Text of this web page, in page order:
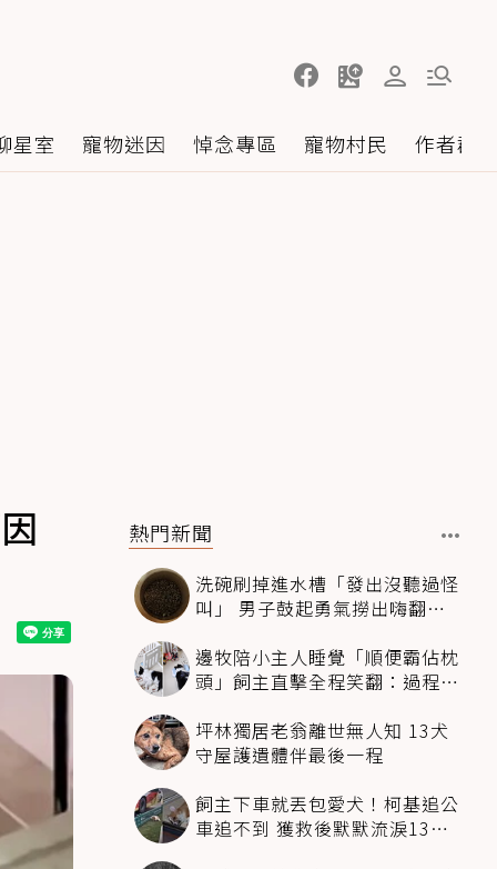
星室 寵物迷因 悼念專區 寵物村民 作者群
熱門新聞
洗碗刷掉進水槽「發出沒聽過怪
叫」 男子鼓起勇氣撈出嗨翻：
邊牧陪小主人睡覺「順便霸佔枕
頭」飼主直擊全程笑翻：過程絲
坪林獨居老翁離世無人知 13犬
守屋護遺體伴最後一程
飼主下車就丟包愛犬！柯基追公
車追不到 獲救後默默流淚13萬